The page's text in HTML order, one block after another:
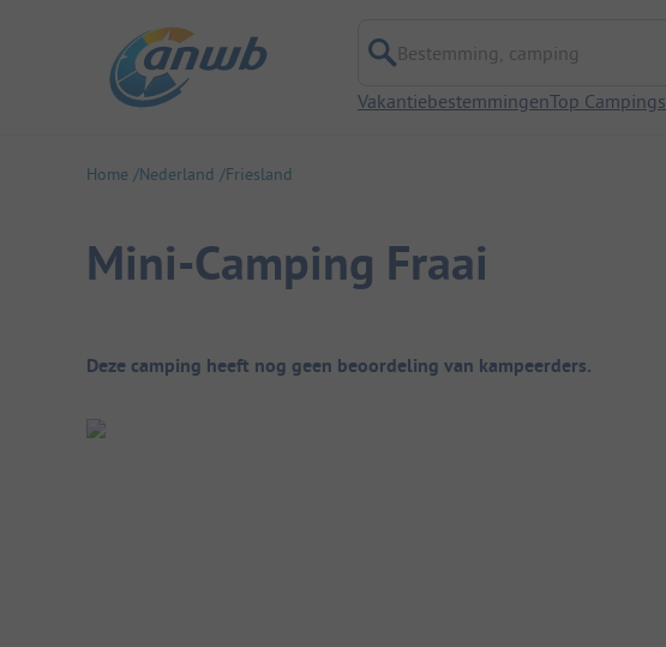
Bestemming, camping
VakantiebestemmingenTop Campings
Home Nederland Friesland
Mini-Camping Fraai
Camping overzicht
Deze camping heeft nog geen beoordeling van kampeerders.